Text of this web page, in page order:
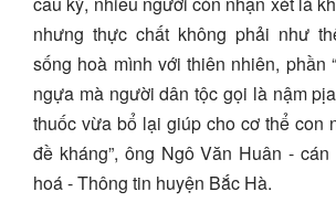
nhưng thực chất không phải như
sống hoà mình với thiên nhiên, phần
ngựa mà người dân tộc gọi là nậm
thuốc vừa bổ lại giúp cho cơ thể con
đề kháng”, ông Ngô Văn Huân -
hoá - Thông tin huyện Bắc Hà.